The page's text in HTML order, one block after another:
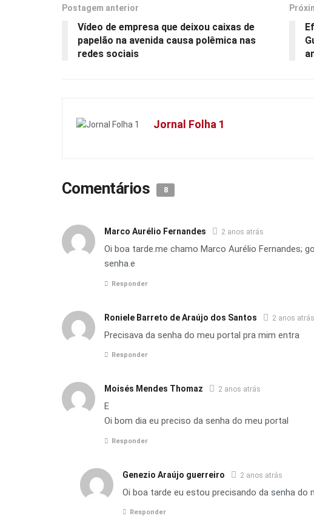
Postagem anterior
Vídeo de empresa que deixou caixas de
papelão na avenida causa polêmica nas
redes sociais
Jornal Folha 1
Comentários 8
Marco Aurélio Fernandes 2 anos atrás
Oi boa tarde.me chamo Marco Aurélio Fernandes;
senha.e
Responder
Roniele Barreto de Araújo dos Santos 2 anos atrás
Precisava da senha do meu portal pra mim entra
Responder
Moisés Mendes Thomaz 2 anos atrás
E
Oi bom dia eu preciso da senha do meu portal
Responder
Genezio Araújo guerreiro 2 anos atrás
Oi boa tarde eu estou precisando da senha do
Responder